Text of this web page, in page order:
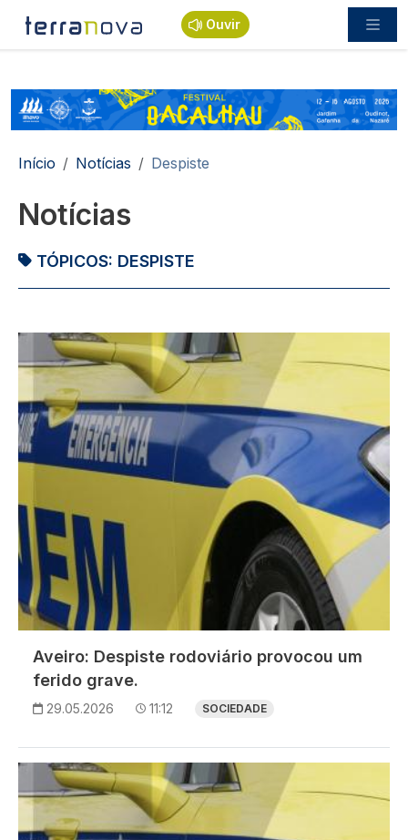
Passar para o conteúdo principal
Ouvir
Navegação estrutural
Início Notícias Despiste
Notícias
TÓPICOS: DESPISTE
Imagem
Aveiro: Despiste rodoviário provocou um
ferido grave.
29.05.2026 11:12 SOCIEDADE
Imagem